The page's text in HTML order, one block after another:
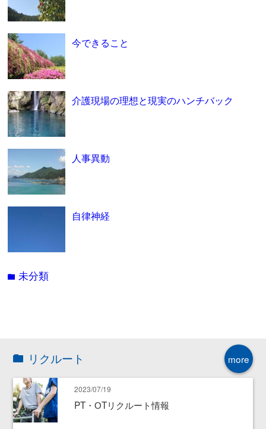
今できること
介護現場の理想と現実のハンチバック
人事異動
自律神経
folder 未分類
more
リクルート
2023/07/19
PT・ОTリクルート情報